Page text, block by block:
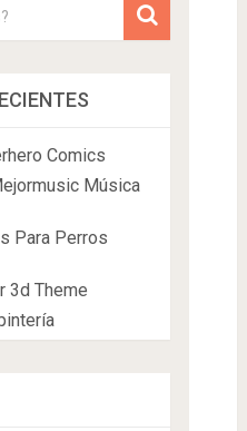
Comics
Música
Para Perros
3d Theme